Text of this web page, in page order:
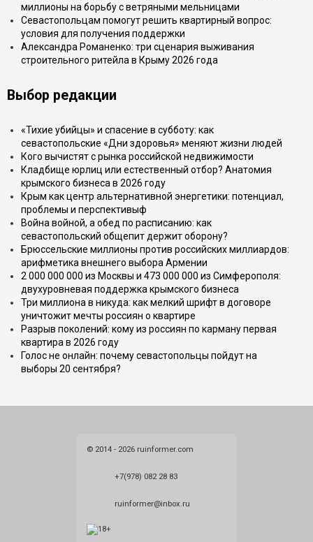
миллионы на борьбу с ветряными мельницами
Севастопольцам помогут решить квартирный вопрос:
условия для получения поддержки
Александра Романенко: три сценария выживания
строительного ритейла в Крыму 2026 года
Выбор редакции
«Тихие убийцы» и спасение в субботу: как
севастопольские «Дни здоровья» меняют жизни людей
Кого вычистят с рынка российской недвижимости
Кладбище юрлиц или естественный отбор? Анатомия
крымского бизнеса в 2026 году
Крым как центр альтернативной энергетики: потенциал,
проблемы и перспективыф
Война войной, а обед по расписанию: как
севастопольский общепит держит оборону?
Брюссельские миллионы против российских миллиардов:
арифметика внешнего выбора Армении
2 000 000 000 из Москвы и 473 000 000 из Симферополя:
двухуровневая поддержка крымского бизнеса
Три миллиона в никуда: как мелкий шрифт в договоре
уничтожит мечты россиян о квартире
Разрыв поколений: кому из россиян по карману первая
квартира в 2026 году
Голос не онлайн: почему севастопольцы пойдут на
выборы 20 сентября?
© 2014 - 2026 ruinformer.com
+7(978) 082 28 83
ruinformer@inbox.ru